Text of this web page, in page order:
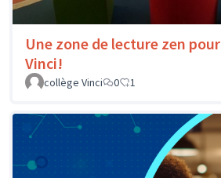
Une zone de lecture zen pour
Vinci!
collège Vinci
0 1